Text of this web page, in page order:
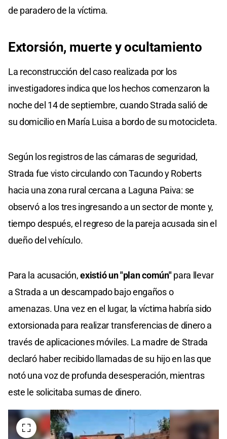
de paradero de la víctima.
Extorsión, muerte y ocultamiento
La reconstrucción del caso realizada por los
investigadores indica que los hechos comenzaron la
noche del 14 de septiembre, cuando Strada salió de
su domicilio en María Luisa a bordo de su motocicleta.
Según los registros de las cámaras de seguridad,
Strada fue visto circulando con Tacundo y Roberts
hacia una zona rural cercana a Laguna Paiva: se
observó a los tres ingresando a un sector de monte y,
tiempo después, el regreso de la pareja acusada sin el
dueño del vehículo.
Para la acusación,existió un "plan común"para llevar
a Strada a un descampado bajo engaños o
amenazas. Una vez en el lugar, la víctima habría sido
extorsionada para realizar transferencias de dinero a
través de aplicaciones móviles. La madre de Strada
declaró haber recibido llamadas de su hijo en las que
notó una voz de profunda desesperación, mientras
este le solicitaba sumas de dinero.